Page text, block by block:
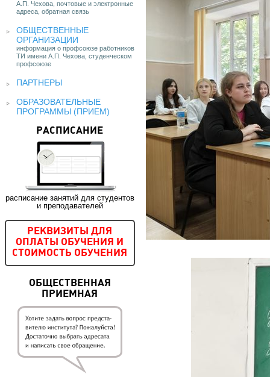
А.П. Чехова, почтовые и электронные
адреса, обратная связь
ОБЩЕСТВЕННЫЕ
ОРГАНИЗАЦИИ
информация о профсоюзе работников
ТИ имени А.П. Чехова, студенческом
профсоюзе
ПАРТНЕРЫ
ОБРАЗОВАТЕЛЬНЫЕ
ПРОГРАММЫ (ПРИЕМ)
РАСПИСАНИЕ
расписание занятий для студентов
и преподавателей
РЕКВИЗИТЫ ДЛЯ
ОПЛАТЫ ОБУЧЕНИЯ И
СТОИМОСТЬ ОБУЧЕНИЯ
ОБЩЕСТВЕННАЯ
ПРИЕМНАЯ